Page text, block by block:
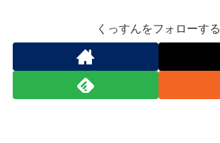
くっすんをフォローする